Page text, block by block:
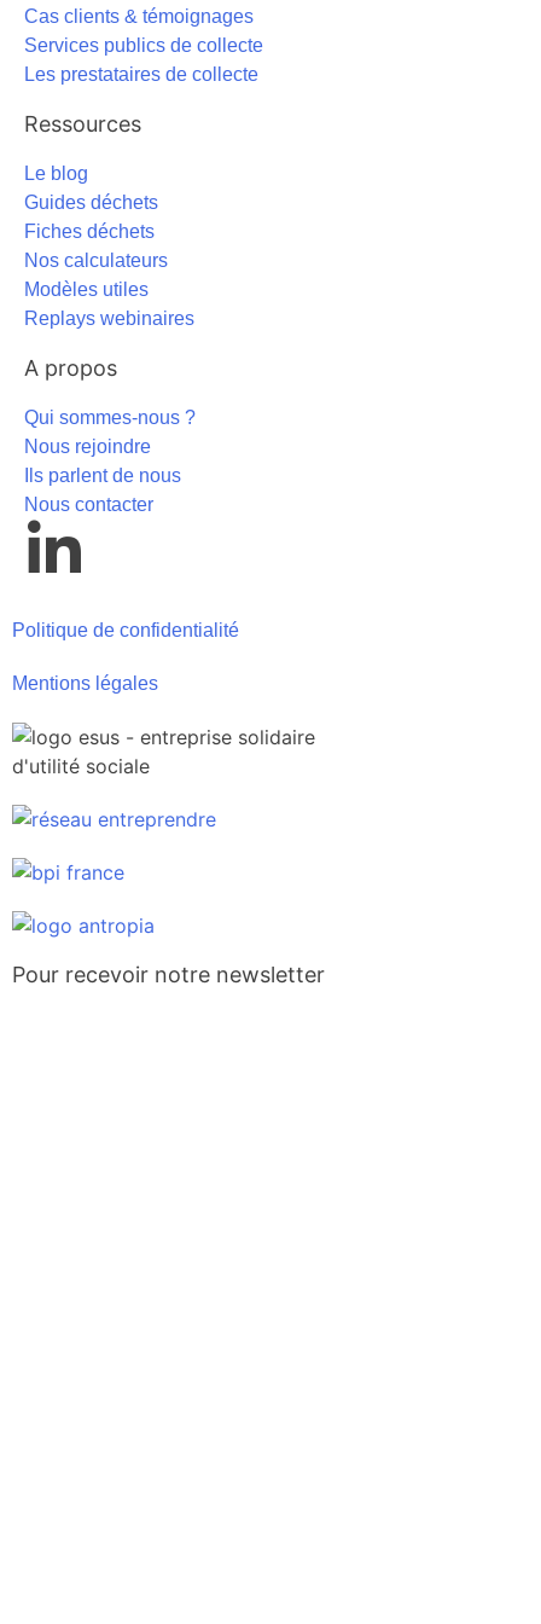
Cas clients & témoignages
Services publics de collecte
Les prestataires de collecte
Ressources
Le blog
Guides déchets
Fiches déchets
Nos calculateurs
Modèles utiles
Replays webinaires
A propos
Qui sommes-nous ?
Nous rejoindre
Ils parlent de nous
Nous contacter
Politique de confidentialité
Mentions légales
Pour recevoir notre newsletter